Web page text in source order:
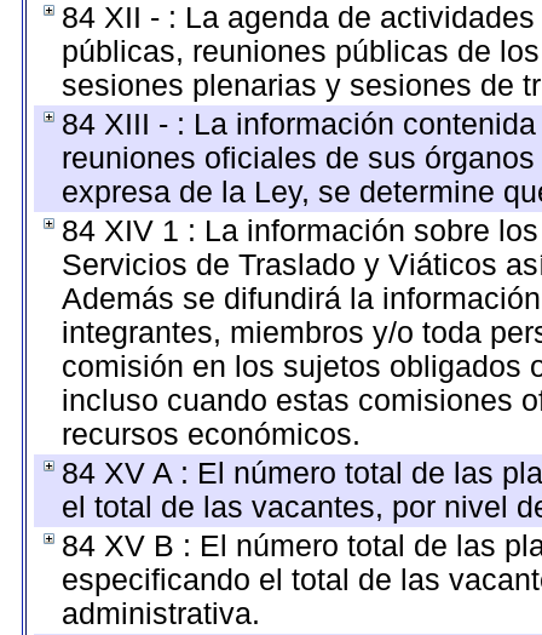
84 XII - : La agenda de
públicas, reuniones públicas de
sesiones plenarias y sesiones de
84 XIII - : La información
reuniones oficiales de sus
expresa de la Ley, se determine
84 XIV 1 : La información sobre
Servicios de Traslado y Viáticos
Además se difundirá la
integrantes, miembros y/o toda
comisión en los sujetos obligados
incluso cuando estas comisiones
recursos económicos.
84 XV A : El número total de las
el total de las vacantes, por nivel
84 XV B : El número total de las
especificando el total de las
administrativa.